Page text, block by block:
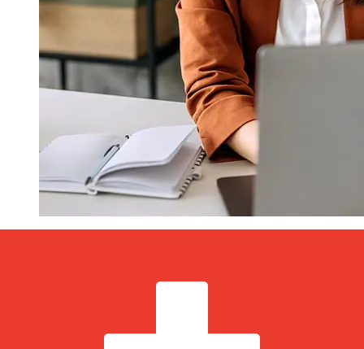
Euro a Suiza varían según el método de pago y el